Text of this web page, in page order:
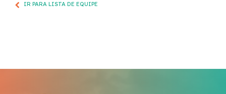
IR PARA LISTA DE EQUIPE